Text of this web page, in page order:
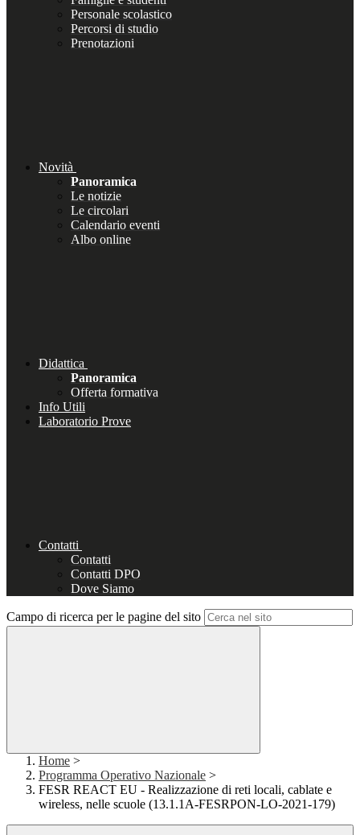
Personale scolastico
Percorsi di studio
Prenotazioni
Novità
Panoramica
Le notizie
Le circolari
Calendario eventi
Albo online
Didattica
Panoramica
Offerta formativa
Info Utili
Laboratorio Prove
Contatti
Contatti
Contatti DPO
Dove Siamo
Campo di ricerca per le pagine del sito
Home >
Programma Operativo Nazionale >
FESR REACT EU - Realizzazione di reti locali, cablate e
wireless, nelle scuole (13.1.1A-FESRPON-LO-2021-179)